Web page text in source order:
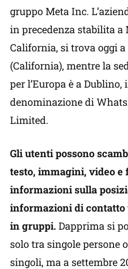
gruppo Meta Inc.
in precedenza stabilita
California, si trova oggi
(California), mentre la
per l’Europa è a
denominazione di
Limited.
Gli utenti possono
testo, immagini, video e
informazioni sulla
informazioni di contatto
in gruppi.Dapprima si
solo tra singole persone
singoli, ma a settembre